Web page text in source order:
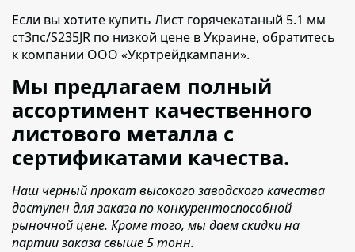
Если вы хотите купить Лист горячекатаный 5.1 мм
ст3пс/S235JR по низкой цене в Украине, обратитесь
к компании ООО «Укртрейдкампани».
Мы предлагаем полный
ассортимент качественного
листового металла с
сертификатами качества.
Наш черный прокат высокого заводского качества
доступен для заказа по конкурентоспособной
рыночной цене. Кроме того, мы даем скидки на
партии заказа свыше 5 тонн.